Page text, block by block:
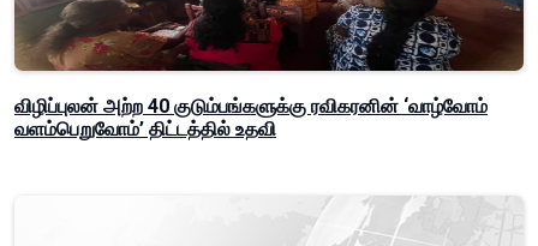
விழிப்புலன் அற்ற 40 குடும்பங்களுக்கு ரவிகரனின் ‘வாழ்வோம்
வளம்பெறுவோம்’ திட்டத்தில் உதவி